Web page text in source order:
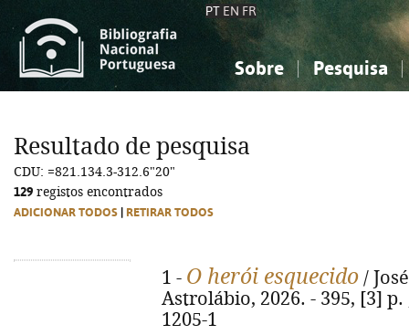
PT EN FR
Sobre Pesquisa
Ciências sociais...
Ciências sociais...
Resultado de pesquisa
CDU: =821.134.3-312.6"20"
129 registos encontrados
ADICIONAR TODOS RETIRAR TODOS
1 - O herói esquecido /
Astrolábio, 2026. - 395, [3] p.
1205-1